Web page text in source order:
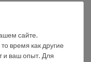
сайте.
время как другие
и ваш опыт. Для